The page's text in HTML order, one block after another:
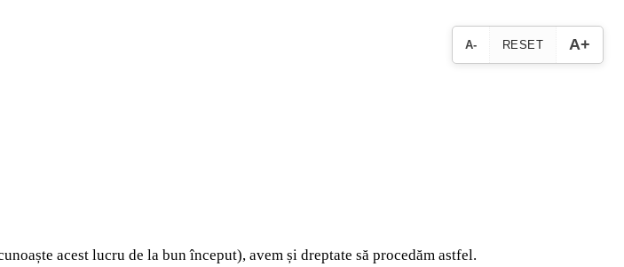
A- RESET A+
acest lucru de la bun început), avem și dreptate să procedăm astfel.